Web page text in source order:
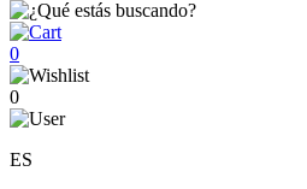
0
0
ES